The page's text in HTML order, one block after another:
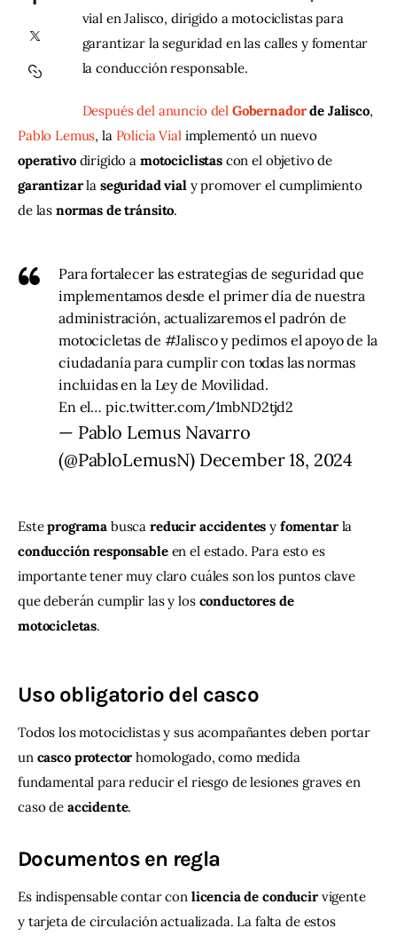
Contacto
vial en Jalisco, dirigido a motociclistas para
garantizar la seguridad en las calles y fomentar
la conducción responsable.
Después del anuncio del Gobernador de Jalisco,
Pablo Lemus, la Policía Vial implementó un nuevo
operativo dirigido a motociclistas con el objetivo de
garantizar la seguridad vial y promover el cumplimiento
de las normas de tránsito.
Para fortalecer las estrategias de seguridad que
implementamos desde el primer día de nuestra
administración, actualizaremos el padrón de
motocicletas de #Jaliscoy pedimos el apoyo de la
ciudadanía para cumplir con todas las normas
incluidas en la Ley de Movilidad.
En el… pic.twitter.com/1mbND2tjd2
— Pablo Lemus Navarro
(@PabloLemusN) December 18, 2024
Este programa busca reducir accidentes y fomentar la
conducción responsable en el estado. Para esto es
importante tener muy claro cuáles son los puntos clave
que deberán cumplir las y los conductores de
motocicletas.
Uso obligatorio del casco
Todos los motociclistas y sus acompañantes deben portar
un casco protector homologado, como medida
fundamental para reducir el riesgo de lesiones graves en
caso de accidente.
Documentos en regla
Es indispensable contar con licencia de conducir vigente
y tarjeta de circulación actualizada. La falta de estos